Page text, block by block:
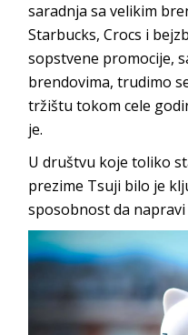
saradnja sa velikim
Starbucks, Crocs i
sopstvene promocije,
brendovima, trudimo
tržištu tokom cele
je.
U društvu koje toliko
prezime Tsuji bilo je
sposobnost da